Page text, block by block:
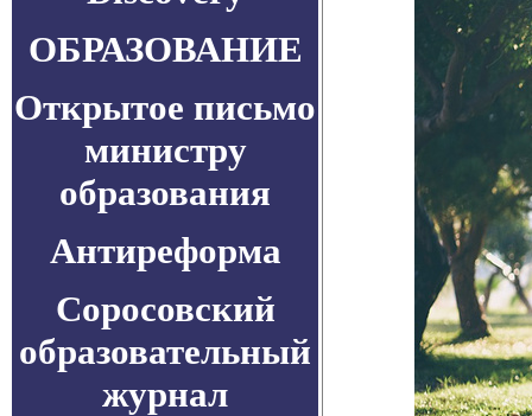
ОБРАЗОВАНИЕ
Открытое письмо
министру
образования
Антиреформа
Соросовский
образовательный
журнал